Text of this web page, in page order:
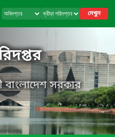
দেখুন
বাংলাদেশ সরকার